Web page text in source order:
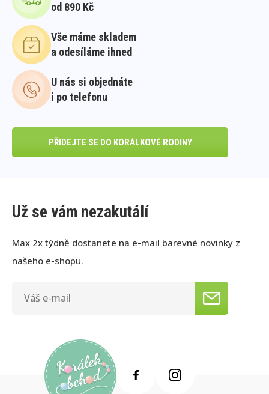
od 890 Kč
Vše máme skladem
a odesíláme ihned
U nás si objednáte
i po telefonu
PŘIDEJTE SE DO KORÁLKOVÉ RODINY
Už se vám nezakutálí
Max 2x týdně dostanete na e-mail barevné novinky z
našeho e-shopu.